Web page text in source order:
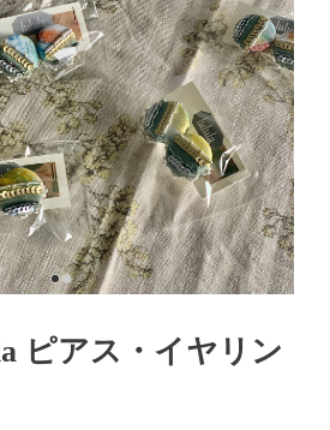
ピアス・イヤリン